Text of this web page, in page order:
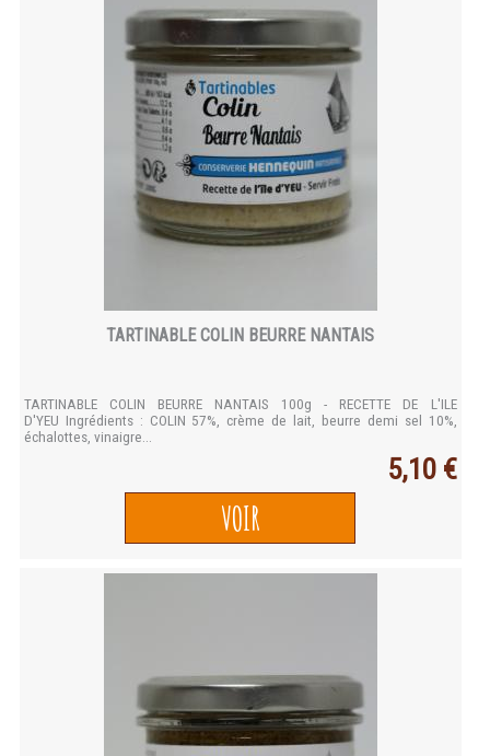
TARTINABLE COLIN BEURRE NANTAIS
TARTINABLE COLIN BEURRE NANTAIS 100g - RECETTE DE L'ILE
D'YEU Ingrédients : COLIN 57%, crème de lait, beurre demi sel 10%,
échalottes, vinaigre...
5,10 €
VOIR